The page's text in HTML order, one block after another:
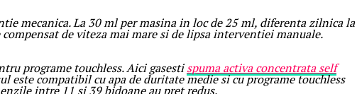
mecanica. La 30 ml per masina in loc de 25 ml, diferenta zilnica la
de viteza mai mare si de lipsa interventiei manuale.
programe touchless. Aici gasestispuma activa concentrata self
este compatibil cu apa de duritate medie si cu programe touchless
intre 11 si 39 bidoane au pret redus.